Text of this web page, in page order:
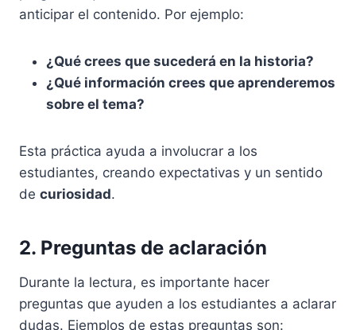
anticipar el contenido. Por ejemplo:
¿Qué crees que sucederá en la historia?
¿Qué información crees que aprenderemos
sobre el tema?
Esta práctica ayuda a involucrar a los
estudiantes, creando expectativas y un sentido
de curiosidad.
2. Preguntas de aclaración
Durante la lectura, es importante hacer
preguntas que ayuden a los estudiantes a aclarar
dudas. Ejemplos de estas preguntas son: